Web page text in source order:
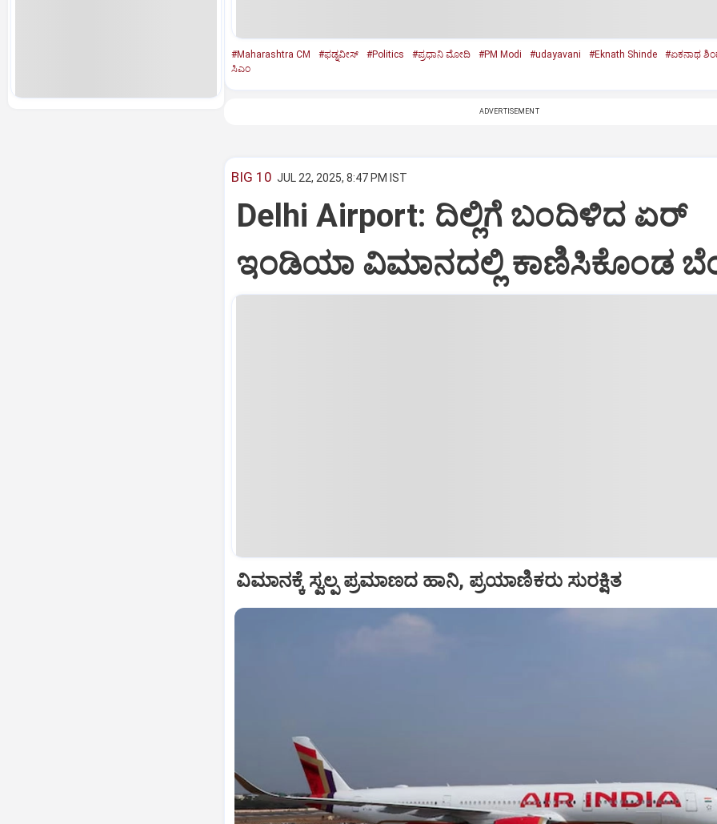
#Maharashtra CM #ಫ‌ಡ್ನವೀಸ್‌ #Politics #ಪ್ರಧಾನಿ ಮೋದಿ #PM Modi #udayavani #Eknath Shinde
#ಏಕನಾಥ
ಸಿಎಂ
ADVERTISEMENT
BIG 10 JUL 22, 2025, 8:47 PM IST
Delhi Airport: ದಿಲ್ಲಿಗೆ ಬಂದಿಳಿದ ಏರ್‌
ಇಂಡಿಯಾ ವಿಮಾನದಲ್ಲಿ ಕಾಣಿಸಿಕೊಂಡ
ವಿಮಾನಕ್ಕೆ ಸ್ವಲ್ಪ ಪ್ರಮಾಣದ ಹಾನಿ, ಪ್ರಯಾಣಿಕರು ಸುರಕ್ಷಿತ